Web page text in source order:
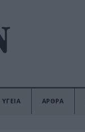
ΥΓΕΙΑ ΑΡΘΡΑ